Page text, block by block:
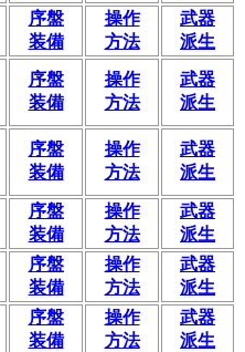
序盤
装備
操作
方法
武器
派生
序盤
装備
操作
方法
武器
派生
序盤
装備
操作
方法
武器
派生
序盤
装備
操作
方法
武器
派生
序盤
装備
操作
方法
武器
派生
序盤
装備
操作
方法
武器
派生